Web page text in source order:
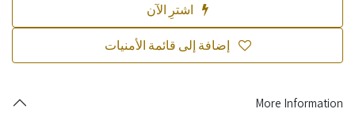
إضافة إلى قائمة الأمنيات
More Information